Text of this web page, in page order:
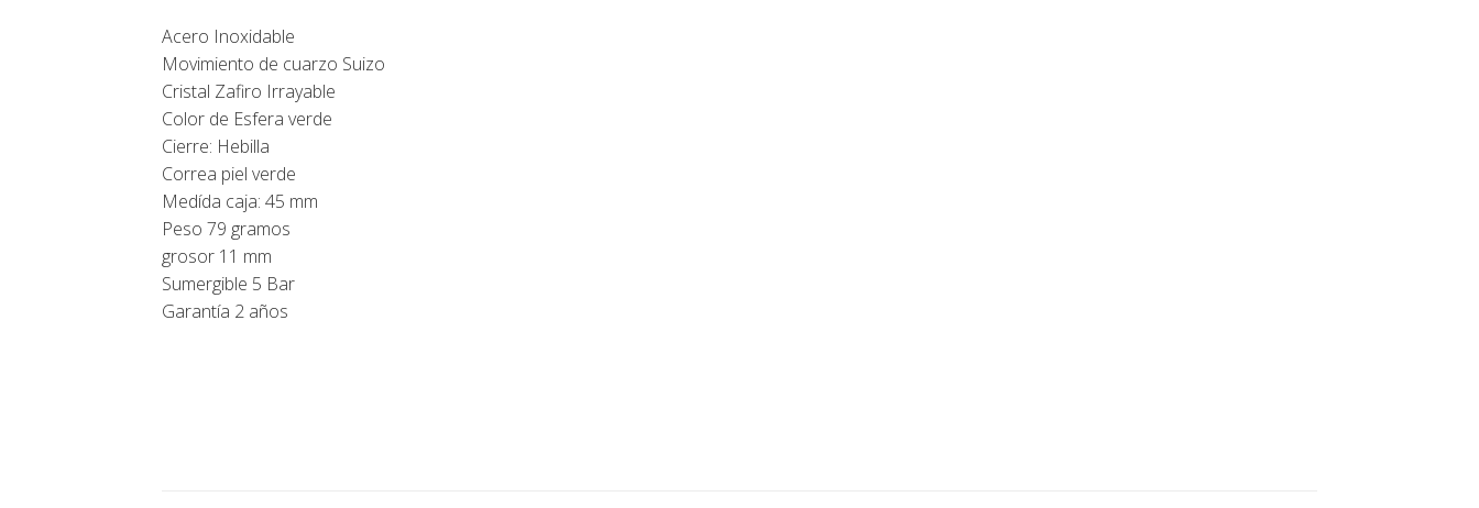
Acero Inoxidable
Movimiento de cuarzo Suizo
Cristal Zafiro Irrayable
Color de Esfera verde
Cierre: Hebilla
Correa piel verde
Medída caja: 45 mm
Peso 79 gramos
grosor 11 mm
Sumergible 5 Bar
Garantía 2 años